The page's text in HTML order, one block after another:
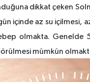
dikkat çeken
içinde az su içilmesi,
olmakta.
mümkün